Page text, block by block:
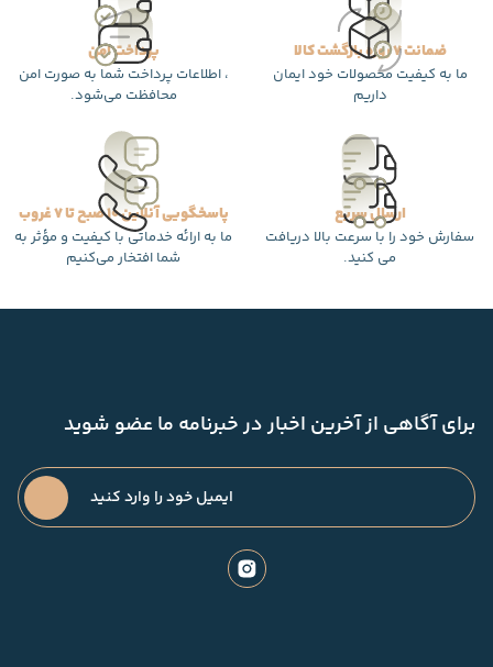
ضمانت 7 روزه بازگشت کالا
ما به کیفیت محصولات خود ایمان
داریم
پرداخت امن
، اطلاعات پرداخت شما به صورت امن
محافظت می‌شود.
ارسال سریع
سفارش خود را با سرعت بالا دریافت
می کنید.
پاسخگویی آنلاین 10 صبح تا 7 غروب
ما به ارائه خدماتی با کیفیت و مؤثر به
شما افتخار می‌کنیم
برای آگاهی از آخرین اخبار در خبرنامه ما عضو شوید